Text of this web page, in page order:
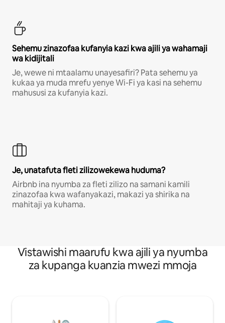
Sehemu zinazofaa kufanyia kazi kwa ajili ya wahamaji
wa kidijitali
Je, wewe ni mtaalamu unayesafiri? Pata sehemu ya
kukaa ya muda mrefu yenye Wi-Fi ya kasi na sehemu
mahususi za kufanyia kazi.
Je, unatafuta fleti zilizowekewa huduma?
Airbnb ina nyumba za fleti zilizo na samani kamili
zinazofaa kwa wafanyakazi, makazi ya shirika na
mahitaji ya kuhama.
Vistawishi maarufu kwa ajili ya nyumba
za kupanga kuanzia mwezi mmoja